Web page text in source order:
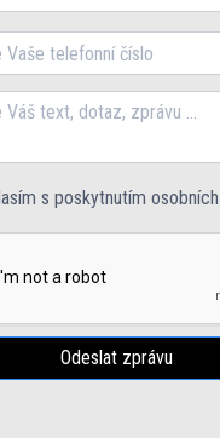
s poskytnutím
Odeslat zprávu